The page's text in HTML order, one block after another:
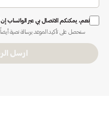
نعم، يمكنكم الاتصال بي عبر الواتساب
ستحصل على تأكيد الموعد برسالة نصية أيضاً
ارسل